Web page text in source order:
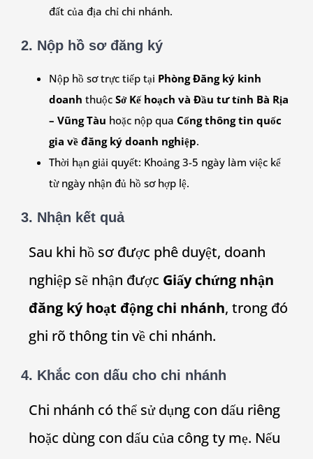
đất của địa chỉ chi nhánh.
2. Nộp hồ sơ đăng ký
Nộp hồ sơ trực tiếp tại Phòng Đăng ký kinh
doanh thuộc Sở Kế hoạch và Đầu tư tỉnh Bà Rịa
– Vũng Tàu hoặc nộp qua Cổng thông tin quốc
gia về đăng ký doanh nghiệp.
Thời hạn giải quyết: Khoảng 3-5 ngày làm việc kể
từ ngày nhận đủ hồ sơ hợp lệ.
3. Nhận kết quả
Sau khi hồ sơ được phê duyệt, doanh
nghiệp sẽ nhận được Giấy chứng nhận
đăng ký hoạt động chi nhánh, trong đó
ghi rõ thông tin về chi nhánh.
4. Khắc con dấu cho chi nhánh
Chi nhánh có thể sử dụng con dấu riêng
hoặc dùng con dấu của công ty mẹ. Nếu